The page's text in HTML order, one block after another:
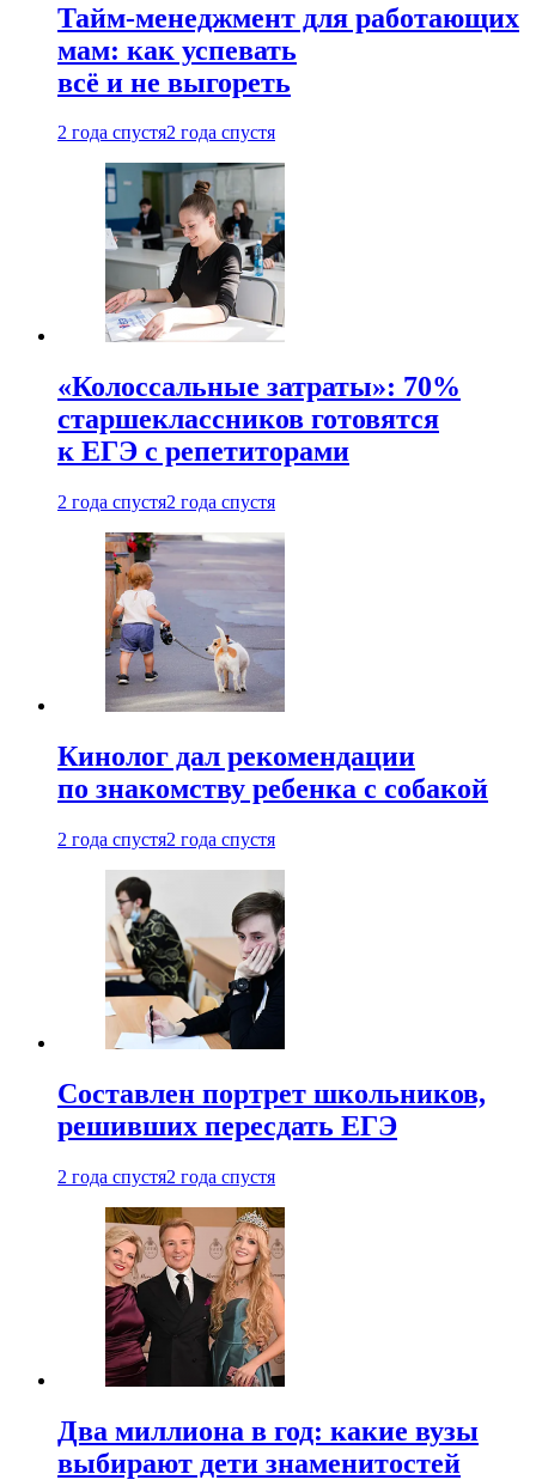
Тайм-менеджмент для работающих
мам: как успевать
всё и не выгореть
2 года спустя2 года спустя
«Колоссальные затраты»: 70%
старшеклассников готовятся
к ЕГЭ с репетиторами
2 года спустя2 года спустя
Кинолог дал рекомендации
по знакомству ребенка с собакой
2 года спустя2 года спустя
Составлен портрет школьников,
решивших пересдать ЕГЭ
2 года спустя2 года спустя
Два миллиона в год: какие вузы
выбирают дети знаменитостей